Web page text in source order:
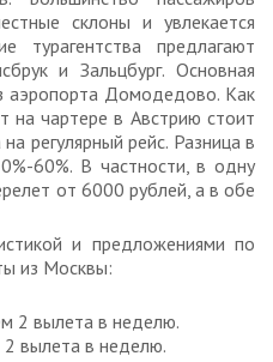
склоны и увлекается
турагентства предлагают
и Зальцбург. Основная
аэропорта Домодедово. Как
на чартере в Австрию стоит
регулярный рейс. Разница в
60%. В частности, в одну
от 6000 рублей, а в обе
и предложениями по
из Москвы:
2 вылета в неделю.
вылета в неделю.